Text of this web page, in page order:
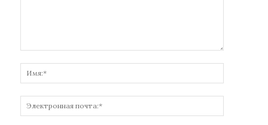
почта:*